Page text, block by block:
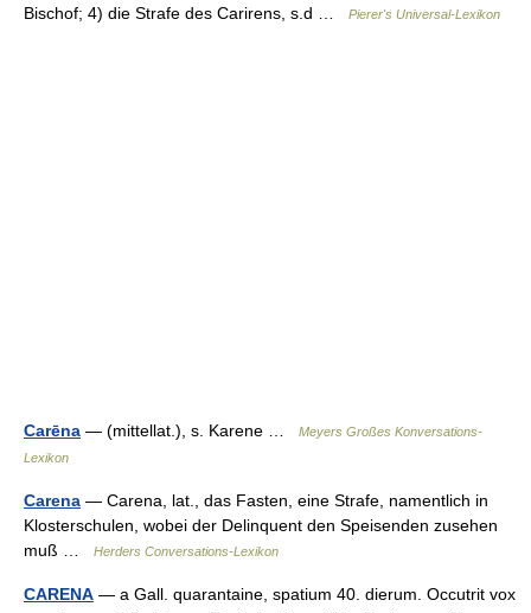
Bischof; 4) die Strafe des Carirens, s.d …
Pierer's Universal-Lexikon
Carēna — (mittellat.), s. Karene …
Meyers Großes Konversations-
Lexikon
Carena — Carena, lat., das Fasten, eine Strafe, namentlich in
Klosterschulen, wobei der Delinquent den Speisenden zusehen
muß …
Herders Conversations-Lexikon
CARENA — a Gall. quarantaine, spatium 40. dierum. Occutrit vox